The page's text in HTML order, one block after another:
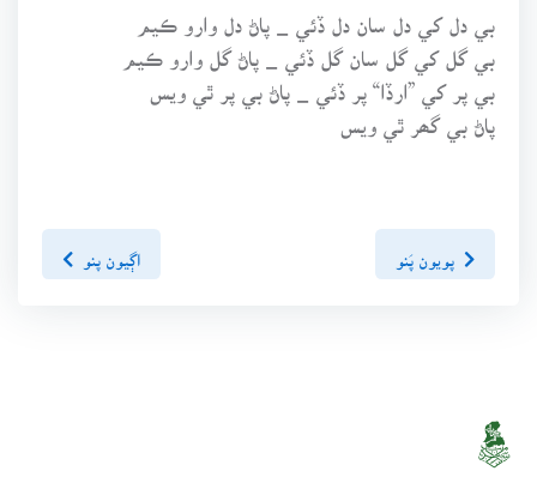
بي دل کي دل سان دل ڏئي _ پاڻ دل وارو ڪيم
بي گل کي گل سان گل ڏئي _ پاڻ گل وارو ڪيم
بي پر کي ”ارڏا“ پر ڏئي _ پاڻ بي پر ٿي ويس
پاڻ بي گھر ٿي ويس
پويون پَنو اڳيون پنو